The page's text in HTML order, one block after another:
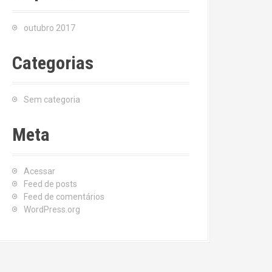
outubro 2017
Categorias
Sem categoria
Meta
Acessar
Feed de posts
Feed de comentários
WordPress.org